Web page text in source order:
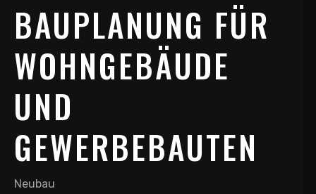
BAUPLANUNG FÜR
WOHNGEBÄUDE
UND
GEWERBEBAUTEN
Neubau